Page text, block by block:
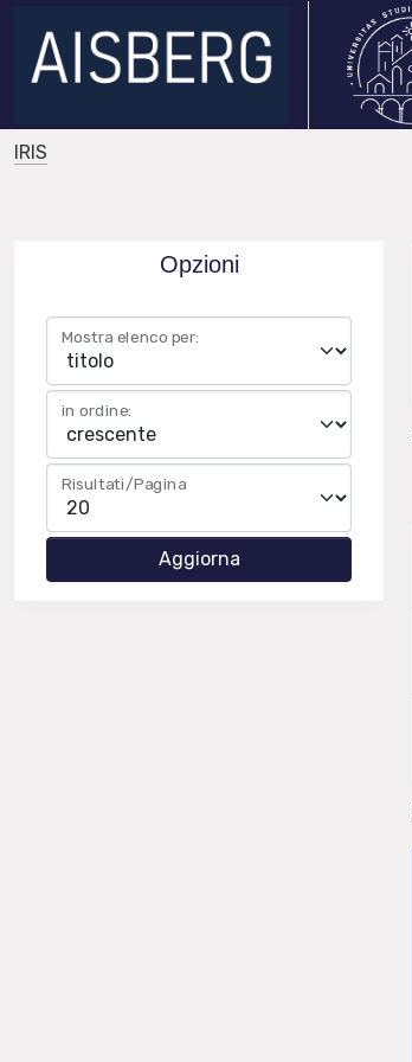
IRIS
Opzioni
Mostra elenco per:
in ordine:
Risultati/Pagina